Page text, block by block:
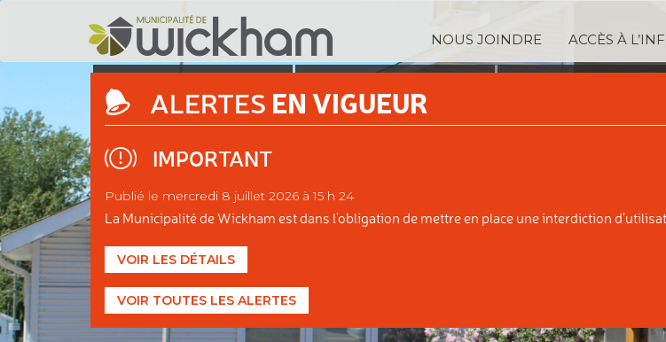
NOUS JOINDRE ACCÈS À
WICKHAM
MUNICIPALE
ALERTES EN VIGUEUR
IMPORTANT
Publié le mercredi 8 juillet 2026 à 15 h 24
La Municipalité de Wickham est dans l'obligation de mettre en place une interdiction
VOIR LES DÉTAILS
VOIR TOUTES LES ALERTES